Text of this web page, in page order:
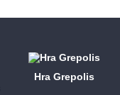
Hra Grepolis